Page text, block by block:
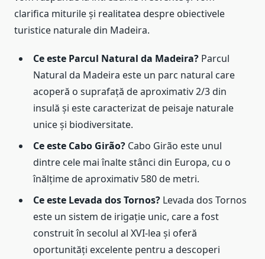
clarifica miturile și realitatea despre obiectivele
turistice naturale din Madeira.
Ce este Parcul Natural da Madeira? Parcul
Natural da Madeira este un parc natural care
acoperă o suprafață de aproximativ 2/3 din
insulă și este caracterizat de peisaje naturale
unice și biodiversitate.
Ce este Cabo Girão? Cabo Girão este unul
dintre cele mai înalte stânci din Europa, cu o
înălțime de aproximativ 580 de metri.
Ce este Levada dos Tornos? Levada dos Tornos
este un sistem de irigație unic, care a fost
construit în secolul al XVI-lea și oferă
oportunități excelente pentru a descoperi